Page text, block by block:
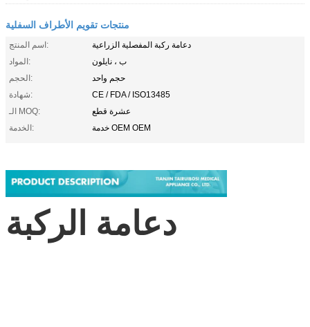
منتجات تقويم الأطراف السفلية
اسم المنتج:
دعامة ركبة المفصلية الزراعية
المواد:
ب ، نايلون
الحجم:
حجم واحد
شهادة:
CE / FDA / ISO13485
الـ MOQ:
عشرة قطع
الخدمة:
خدمة OEM OEM
دعامة الركبة